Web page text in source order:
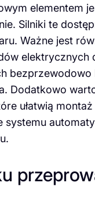
elementem
Silniki te
Ważne jest
elektrycznych
Dodatkowo
ułatwią
systemu